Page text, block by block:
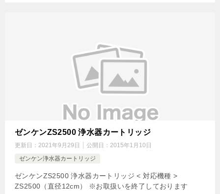
ゼンケンZS2500 浄水器カートリッジ
更新日： 2021年9月29日 公開日： 2015年1月10日
ゼンケン浄水器カートリッジ
ゼンケンZS2500 浄水器カートリッジ < 対応機種 >
ZS2500（直径12cm） ※お取扱いを終了しております